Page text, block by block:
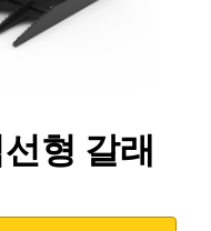
선형 갈래